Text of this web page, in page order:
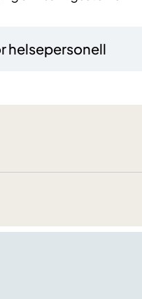
helsepersonell